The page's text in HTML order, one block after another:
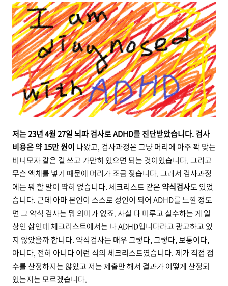
저는 23년 4월 27일 뇌파 검사로 ADHD를 진단받았습니다. 검사
비용은 약 15만 원이 나왔고, 검사과정은 그냥 머리에 아주 꽉 맞는
비니모자 같은 걸 쓰고 가만히 있으면 되는 것이었습니다. 그리고
무슨 액체를 넣기 때문에 머리가 조금 젖습니다. 그래서 검사과정
에는 뭐 할 말이 딱히 없습니다. 체크리스트 같은 약식검사도 있었
습니다. 근데 아마 본인이 스스로 성인이 되어 ADHD를 느낄 정도
면 그 약식 검사는 뭐 의미가 없죠. 사실 다 미루고 실수하는 게 일
상인 삶인데 체크리스트에서는 나 ADHD입니다라고 광고하고 있
지 않았을까 합니다. 약식검사는 매우 그렇다, 그렇다, 보통이다,
아니다, 전혀 아니다 이런 식의 체크리스트였습니다. 제가 직접 점
수를 산정하지는 않았고 저는 제출만 해서 결과가 어떻게 산정되
었는지는 모르겠습니다.